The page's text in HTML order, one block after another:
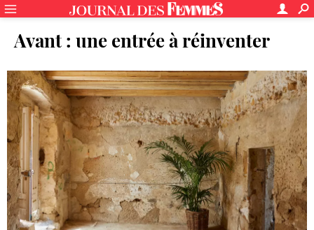
Avant : une entrée à réinventer